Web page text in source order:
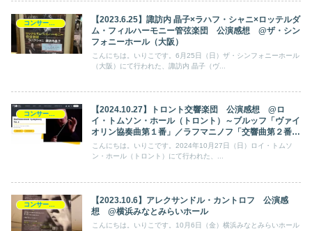
【2023.6.25】諏訪内 晶子×ラハフ・シャニ×ロッテルダ
ム・フィルハーモニー管弦楽団 公演感想 @ザ・シン
フォニーホール（大阪）
こんにちは。いりこです。6月25日（日）ザ・シンフォニーホール
（大阪）にて行われた、諏訪内 晶子（ヴ...
【2024.10.27】トロント交響楽団 公演感想 @ロ
イ・トムソン・ホール（トロント）～ブルッフ「ヴァイ
オリン協奏曲第１番」／ラフマニノフ「交響曲第２番」
～
こんにちは。いりこです。2024年10月27日（日）ロイ・トムソ
ン・ホール（トロント）にて行われた、...
【2023.10.6】アレクサンドル・カントロフ 公演感
想 @横浜みなとみらいホール
こんにちは。いりこです。10月6日（金）横浜みなとみらいホール